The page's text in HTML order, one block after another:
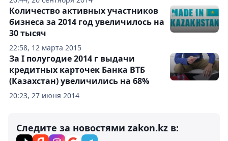
22:58, 12 марта 2015
Количество активных участников
бизнеса за 2014 год увеличилось на
30 тысяч
20:23, 27 июня 2014
За I полугодие 2014 г выдачи
кредитных карточек Банка ВТБ
(Казахстан) увеличились на 68%
Следите за новостями zakon.kz в: